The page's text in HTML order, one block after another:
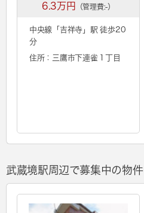
6.3万円 （管理費:-）
中央線「 吉祥寺 」駅 徒歩20
分
住所：三鷹市下連雀１丁目
武蔵境駅周辺で募集中の物件